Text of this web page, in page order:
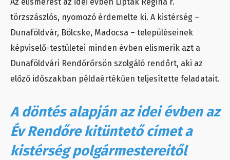
törzszászlós, nyomozó érdemelte ki. A kistérség –
Dunaföldvár, Bölcske, Madocsa – településeinek
képviselő-testületei minden évben elismerik azt a
Dunaföldvári Rendőrőrsön szolgáló rendőrt, aki az
előző időszakban példaértékűen teljesítette feladatait.
A döntés alapján az idei évben az
Év Rendőre kitüntető címet a
kistérség polgármestereitől